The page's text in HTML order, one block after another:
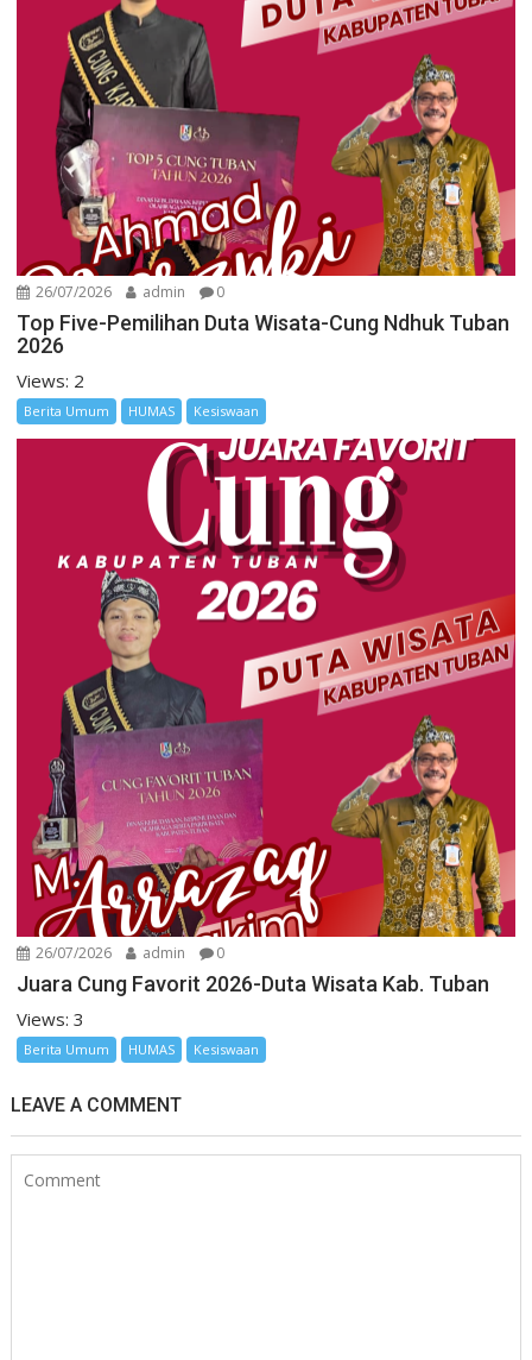
26/07/2026 admin 0
Top Five-Pemilihan Duta Wisata-Cung Ndhuk Tuban
2026
Views: 2
Berita Umum HUMAS Kesiswaan
26/07/2026 admin 0
Juara Cung Favorit 2026-Duta Wisata Kab. Tuban
Views: 3
Berita Umum HUMAS Kesiswaan
LEAVE A COMMENT